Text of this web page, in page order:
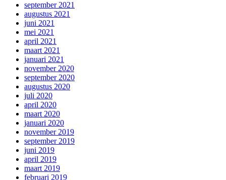
september 2021
augustus 2021
juni 2021
mei 2021
april 2021
maart 2021
januari 2021
november 2020
september 2020
augustus 2020
juli 2020
april 2020
maart 2020
januari 2020
november 2019
september 2019
juni 2019
april 2019
maart 2019
februari 2019